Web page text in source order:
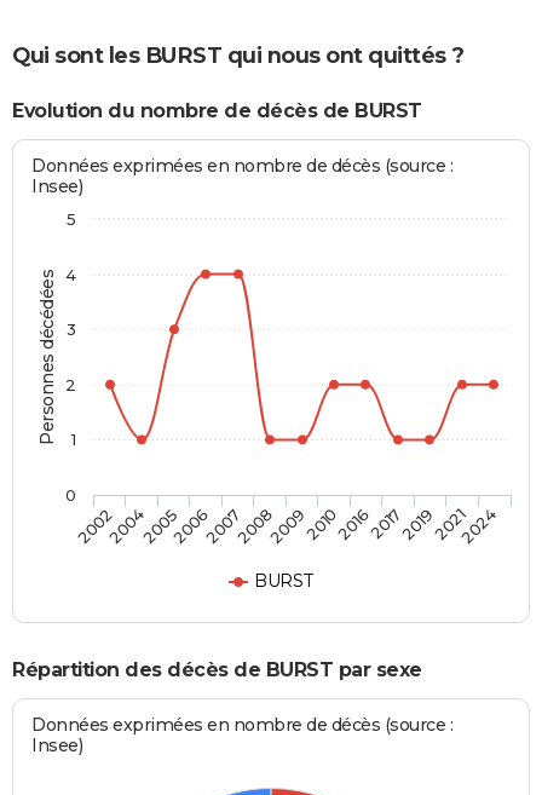
Qui sont les BURST qui nous ont quittés ?
Evolution du nombre de décès de BURST
Personnes décédées
Données exprimées en nombre de décès (source :
Insee)
BURST
2002200420052006200720082009201020162017201920212024
0
1
2
3
4
5
Répartition des décès de BURST par sexe
Données exprimées en nombre de décès (source :
Insee)